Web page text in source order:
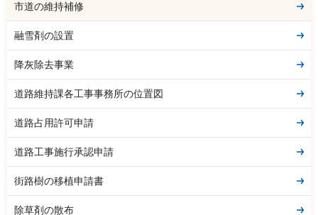
市道の維持補修
融雪剤の設置
降灰除去事業
道路維持課各工事事務所の位置図
道路占用許可申請
道路工事施行承認申請
街路樹の移植申請書
除草剤の散布